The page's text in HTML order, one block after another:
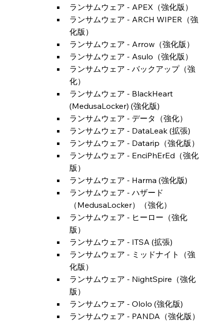
ランサムウェア - APEX（強化版）
ランサムウェア - ARCH WIPER（強
化版）
ランサムウェア - Arrow（強化版）
ランサムウェア - Asulo（強化版）
ランサムウェア - バックアップ（強
化）
ランサムウェア - BlackHeart
(MedusaLocker) (強化版)
ランサムウェア - データ（強化）
ランサムウェア - DataLeak (拡張)
ランサムウェア - Datarip（強化版）
ランサムウェア - EnciPhErEd（強化
版）
ランサムウェア - Harma (強化版)
ランサムウェア - ハザード
（MedusaLocker）（強化）
ランサムウェア - ヒーロー（強化
版）
ランサムウェア - ITSA (拡張)
ランサムウェア - ミッドナイト（強
化版）
ランサムウェア - NightSpire（強化
版）
ランサムウェア - Ololo (強化版)
ランサムウェア - PANDA（強化版）